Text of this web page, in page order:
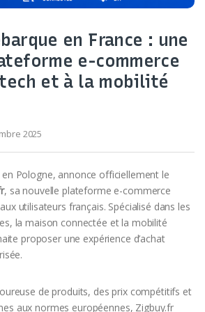
en France : une
e-commerce
et à la mobilité
2025
Pologne, annonce officiellement le
, sa nouvelle plateforme e-commerce
utilisateurs français. Spécialisé dans les
la maison connectée et la mobilité
proposer une expérience d’achat
de produits, des prix compétitifs et
aux normes européennes, Zigbuy.fr